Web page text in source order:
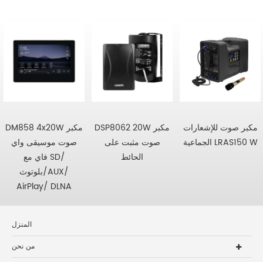
DM858 4x20W مكبر
صوت موسيقى واي
فاي مع SD/
بلوتوث/AUX/
AirPlay/ DLNA
DSP8062 20W مكبر
صوت مثبت على
الحائط
مكبر صوت للإشعارات
الجماعية LRAS150 W
المنزل
من نحن